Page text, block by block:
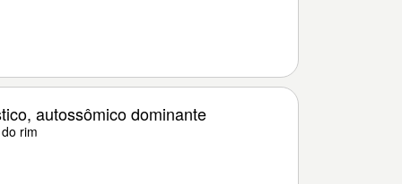
autossômico dominante
rim